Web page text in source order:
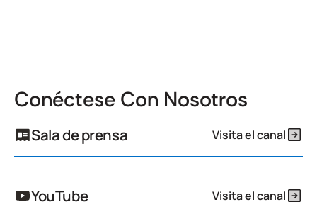
Conéctese Con Nosotros
Sala de prensa Visita el canal
YouTube Visita el canal